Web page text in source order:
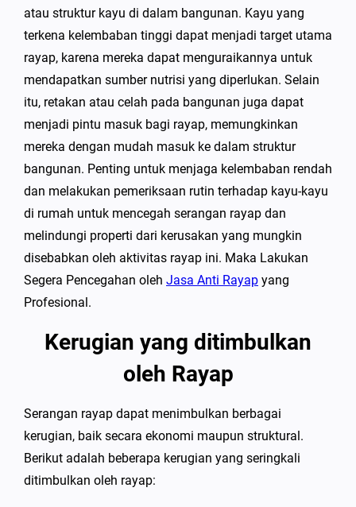
atau struktur kayu di dalam bangunan. Kayu yang
terkena kelembaban tinggi dapat menjadi target utama
rayap, karena mereka dapat menguraikannya untuk
mendapatkan sumber nutrisi yang diperlukan. Selain
itu, retakan atau celah pada bangunan juga dapat
menjadi pintu masuk bagi rayap, memungkinkan
mereka dengan mudah masuk ke dalam struktur
bangunan. Penting untuk menjaga kelembaban rendah
dan melakukan pemeriksaan rutin terhadap kayu-kayu
di rumah untuk mencegah serangan rayap dan
melindungi properti dari kerusakan yang mungkin
disebabkan oleh aktivitas rayap ini. Maka Lakukan
Segera Pencegahan oleh Jasa Anti Rayap yang
Profesional.
Kerugian yang ditimbulkan
oleh Rayap
Serangan rayap dapat menimbulkan berbagai
kerugian, baik secara ekonomi maupun struktural.
Berikut adalah beberapa kerugian yang seringkali
ditimbulkan oleh rayap: